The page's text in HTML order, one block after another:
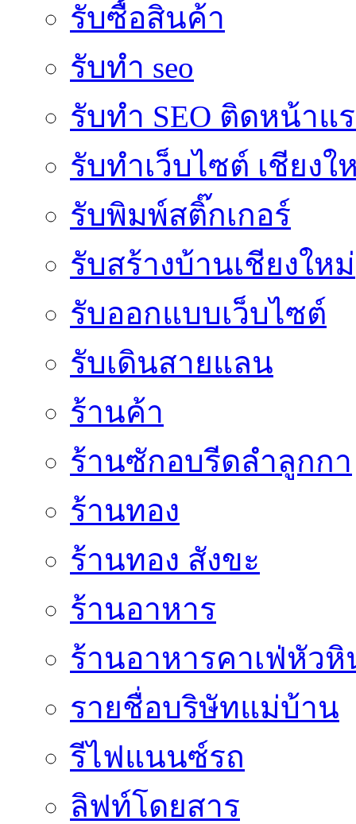
รับซื้อสินค้า
รับทำ seo
รับทำ SEO ติดหน้าแ
รับทำเว็บไซต์ เชียงใ
รับพิมพ์สติ๊กเกอร์
รับสร้างบ้านเชียงใหม่
รับออกแบบเว็บไซต์
รับเดินสายแลน
ร้านค้า
ร้านซักอบรีดลำลูกกา
ร้านทอง
ร้านทอง สังขะ
ร้านอาหาร
ร้านอาหารคาเฟ่หัวหิ
รายชื่อบริษัทแม่บ้าน
รีไฟแนนซ์รถ
ลิฟท์โดยสาร